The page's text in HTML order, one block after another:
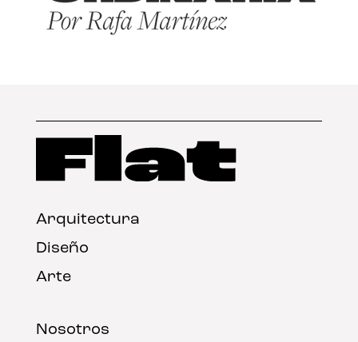
Arquitectura
Diseño
Arte
Nosotros